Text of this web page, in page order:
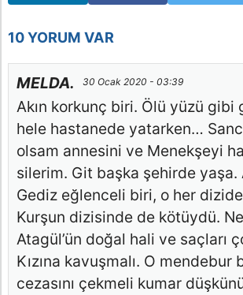
10 YORUM VAR
MELDA. 30 Ocak 2020 - 03:39
Akın korkunç biri. Ölü yüzü gibi
hele hastanede yatarken…
olsam annesini ve Menekşeyi
silerim. Git başka şehirde yaşa.
Gediz eğlenceli biri, o her
Kurşun dizisinde de kötüydü.
Atagül’ün doğal hali ve saçları
Kızına kavuşmalı. O mendebur
cezasını çekmeli kumar